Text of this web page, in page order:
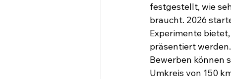
festgestellt, wie
braucht. 2026
Experimente
präsentiert werden.
Bewerben können
Umkreis von 150